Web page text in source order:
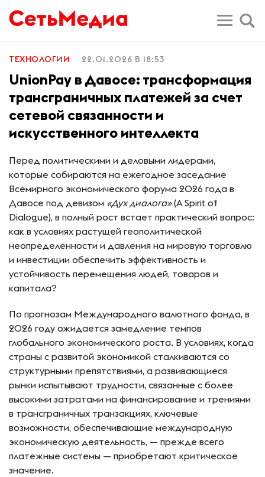
ТЕХНОЛОГИИ 22.01.2026 В 18:53
UnionPay в Давосе: трансформация
трансграничных платежей за счет
сетевой связанности и
искусственного интеллекта
Перед политическими и деловыми лидерами,
которые собираются на ежегодное заседание
Всемирного экономического форума 2026 года в
Давосе под девизом «Дух диалога»(A Spirit of
Dialogue), в полный рост встает практический вопрос:
как в условиях растущей геополитической
неопределенности и давления на мировую торговлю
и инвестиции обеспечить эффективность и
устойчивость перемещения людей, товаров и
капитала?
По прогнозам Международного валютного фонда, в
2026 году ожидается замедление темпов
глобального экономического роста. В условиях, когда
страны с развитой экономикой сталкиваются со
структурными препятствиями, а развивающиеся
рынки испытывают трудности, связанные с более
высокими затратами на финансирование и трениями
в трансграничных транзакциях, ключевые
возможности, обеспечивающие международную
экономическую деятельность, — прежде всего
платежные системы — приобретают критическое
значение.